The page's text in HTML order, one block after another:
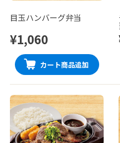
目玉ハンバーグ弁当
¥1,060
カート商品追加